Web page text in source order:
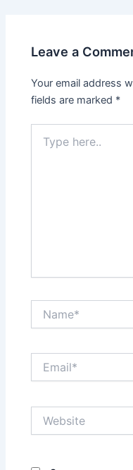
Leave a
Your email address
fields are marked *
here..